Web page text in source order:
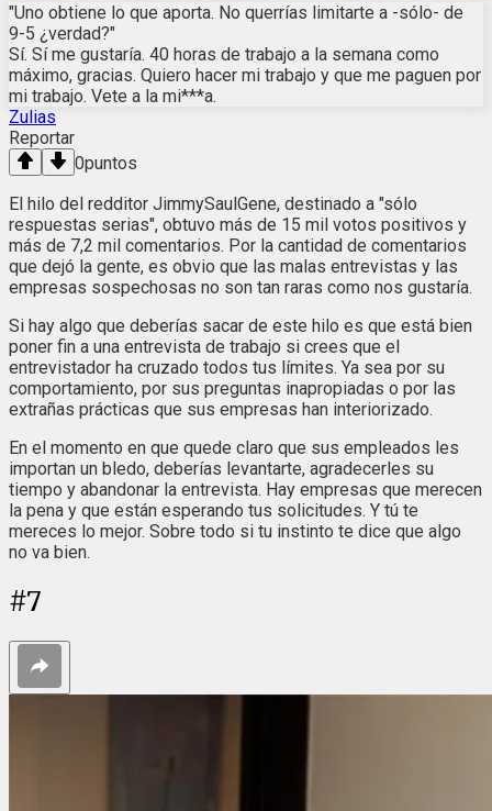
"Uno obtiene lo que aporta. No querrías limitarte a -sólo- de
9-5 ¿verdad?"
Sí. Sí me gustaría. 40 horas de trabajo a la semana como
máximo, gracias. Quiero hacer mi trabajo y que me paguen por
mi trabajo. Vete a la mi***a.
Zulias
Reportar
0puntos
El hilo del redditor JimmySaulGene, destinado a "sólo
respuestas serias", obtuvo más de 15 mil votos positivos y
más de 7,2 mil comentarios. Por la cantidad de comentarios
que dejó la gente, es obvio que las malas entrevistas y las
empresas sospechosas no son tan raras como nos gustaría.
Si hay algo que deberías sacar de este hilo es que está bien
poner fin a una entrevista de trabajo si crees que el
entrevistador ha cruzado todos tus límites. Ya sea por su
comportamiento, por sus preguntas inapropiadas o por las
extrañas prácticas que sus empresas han interiorizado.
En el momento en que quede claro que sus empleados les
importan un bledo, deberías levantarte, agradecerles su
tiempo y abandonar la entrevista. Hay empresas que merecen
la pena y que están esperando tus solicitudes. Y tú te
mereces lo mejor. Sobre todo si tu instinto te dice que algo
no va bien.
#7